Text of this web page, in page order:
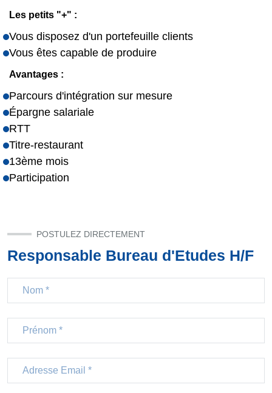
Les petits "+" :
Vous disposez d'un portefeuille clients
Vous êtes capable de produire
Avantages :
Parcours d'intégration sur mesure
Épargne salariale
RTT
Titre-restaurant
13ème mois
Participation
POSTULEZ DIRECTEMENT
Responsable Bureau d'Etudes H/F